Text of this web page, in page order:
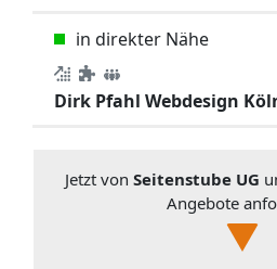
in direkter Nähe
Dirk Pfahl Webdesign
Jetzt von Seitenstube UG
Angebote